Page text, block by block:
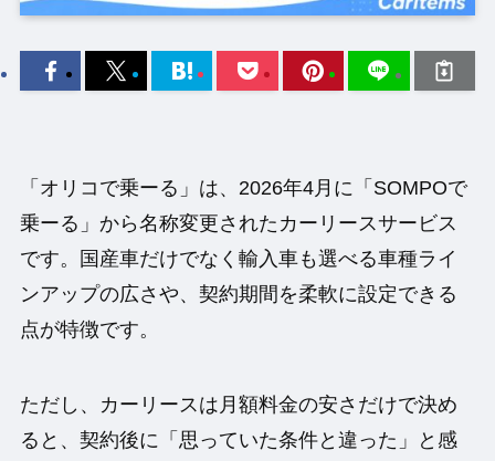
「オリコで乗ーる」は、2026年4月に「SOMPOで
乗ーる」から名称変更されたカーリースサービス
です。国産車だけでなく輸入車も選べる車種ライ
ンアップの広さや、契約期間を柔軟に設定できる
点が特徴です。
ただし、カーリースは月額料金の安さだけで決め
ると、契約後に「思っていた条件と違った」と感